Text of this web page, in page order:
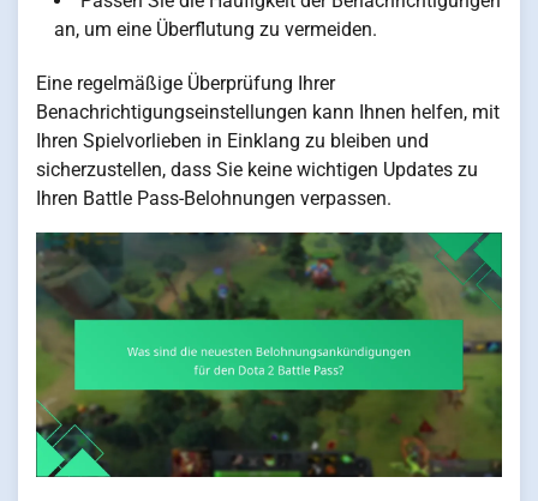
an, um eine Überflutung zu vermeiden.
Eine regelmäßige Überprüfung Ihrer
Benachrichtigungseinstellungen kann Ihnen helfen, mit
Ihren Spielvorlieben in Einklang zu bleiben und
sicherzustellen, dass Sie keine wichtigen Updates zu
Ihren Battle Pass-Belohnungen verpassen.